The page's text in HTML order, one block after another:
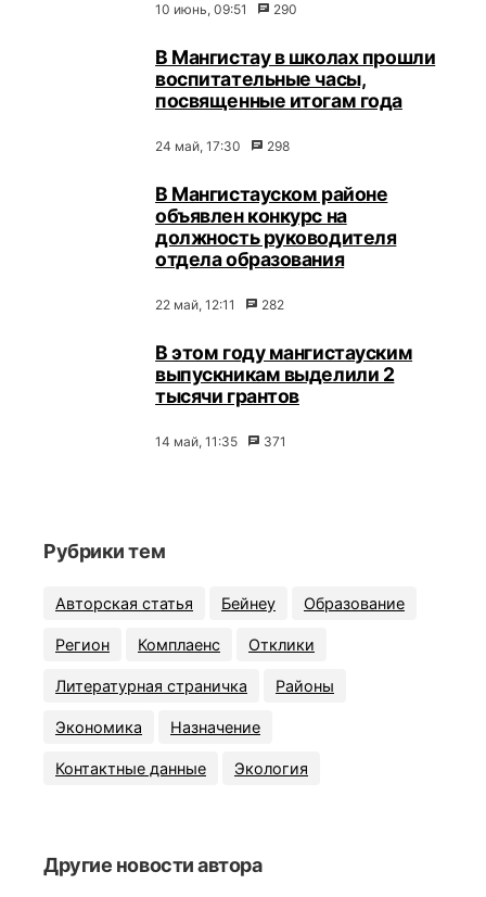
10 июнь, 09:51 290
В Мангистау в школах прошли
воспитательные часы,
посвященные итогам года
24 май, 17:30 298
В Мангистауском районе
объявлен конкурс на
должность руководителя
отдела образования
22 май, 12:11 282
В этом году мангистауским
выпускникам выделили 2
тысячи грантов
14 май, 11:35 371
Рубрики тем
Авторская статья Бейнеу Образование
Регион Комплаенс Отклики
Литературная страничка Районы
Экономика Назначение
Контактные данные Экология
Другие новости автора